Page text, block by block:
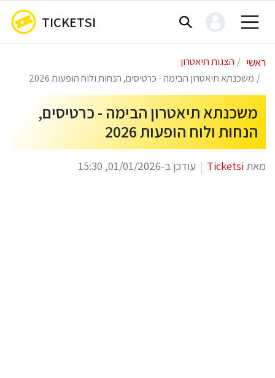
TICKETSI
ראשי
הצגות תיאטרון
משכנתא תיאטרון הבימה - כרטיסים, הנחות ולוח הופעות 2026
משכנתא תיאטרון הבימה - כרטיסים,
הנחות ולוח הופעות 2026
מאת Ticketsi עודכן ב-01/01/2026, 15:30